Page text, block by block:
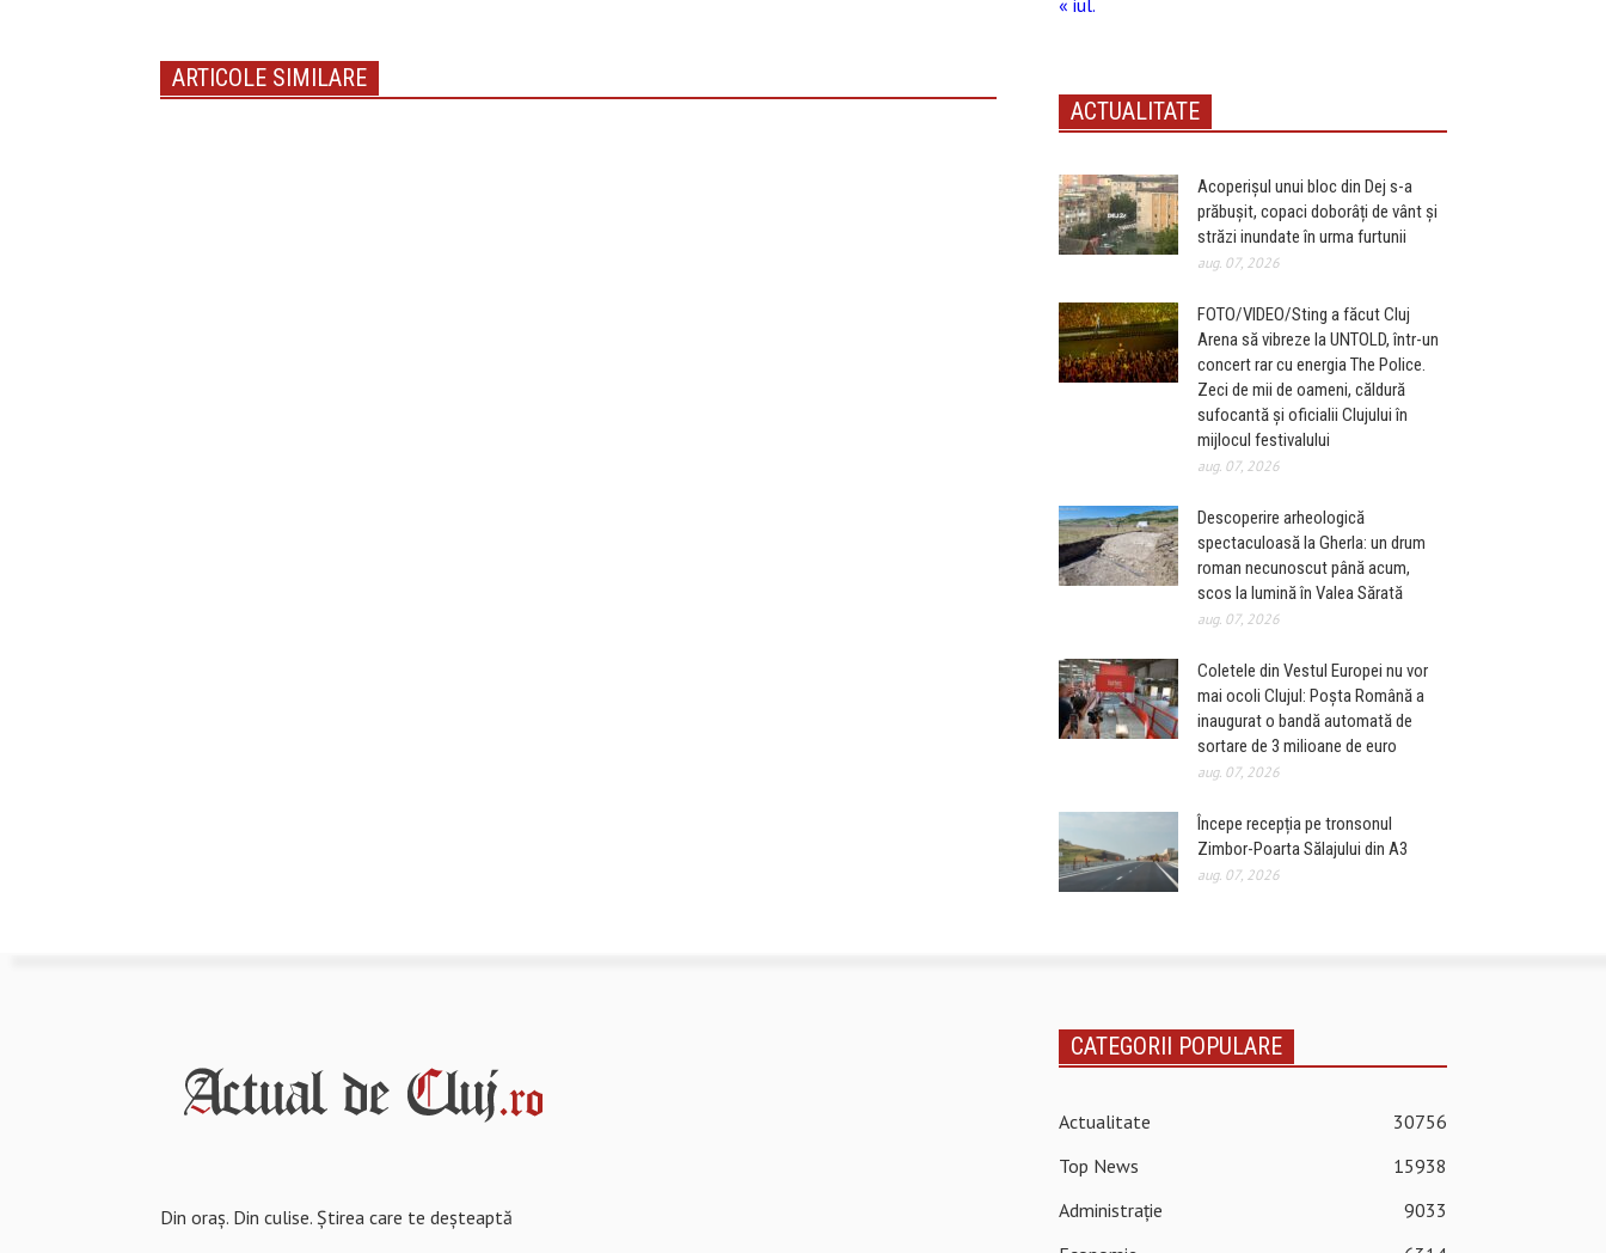
ARTICOLE SIMILARE
« iul.
ACTUALITATE
Acoperișul unui bloc din Dej s-a
prăbușit, copaci doborâți de vânt și
străzi inundate în urma furtunii
aug. 07, 2026
FOTO/VIDEO/Sting a făcut Cluj
Arena să vibreze la UNTOLD, într-un
concert rar cu energia The Police.
Zeci de mii de oameni, căldură
sufocantă și oficialii Clujului în
mijlocul festivalului
aug. 07, 2026
Descoperire arheologică
spectaculoasă la Gherla: un drum
roman necunoscut până acum,
scos la lumină în Valea Sărată
aug. 07, 2026
Coletele din Vestul Europei nu vor
mai ocoli Clujul: Poșta Română a
inaugurat o bandă automată de
sortare de 3 milioane de euro
aug. 07, 2026
Începe recepția pe tronsonul
Zimbor-Poarta Sălajului din A3
aug. 07, 2026
Din oraș. Din culise. Știrea care te deșteaptă
CATEGORII POPULARE
Actualitate
30756
Top News
15938
Administrație
9033